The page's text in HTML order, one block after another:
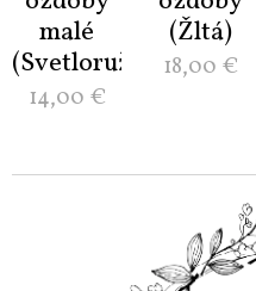
malé
(Svetloružová)
14,00 €
(Žltá)
18,00 €